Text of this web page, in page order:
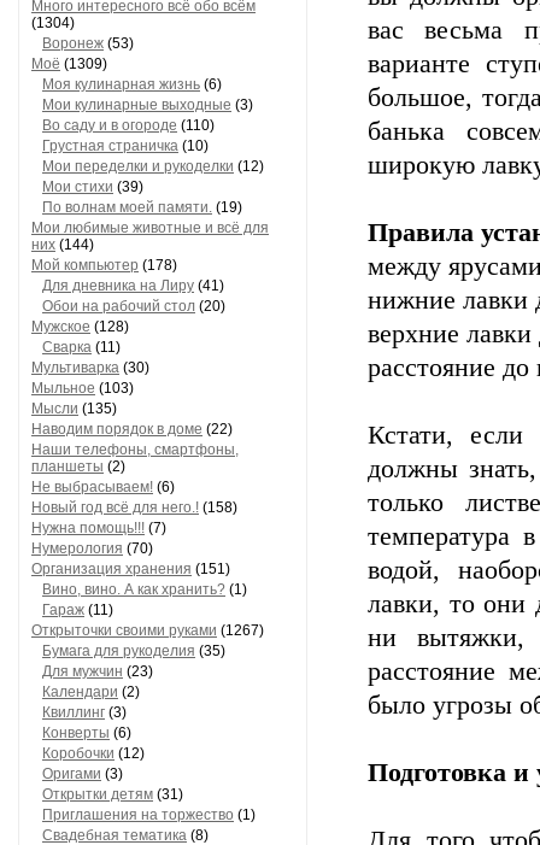
Много интересного всё обо всём
(1304)
Воронеж (53)
Моё (1309)
Моя кулинарная жизнь (6)
Мои кулинарные выходные (3)
Во саду и в огороде (110)
Грустная страничка (10)
Мои переделки и рукоделки (12)
Мои стихи (39)
По волнам моей памяти. (19)
Мои любимые животные и всё для
них (144)
Мой компьютер (178)
Для дневника на Лиру (41)
Обои на рабочий стол (20)
Мужское (128)
Сварка (11)
Мультиварка (30)
Мыльное (103)
Мысли (135)
Наводим порядок в доме (22)
Наши телефоны, смартфоны,
планшеты (2)
Не выбрасываем! (6)
Новый год всё для него.! (158)
Нужна помощь!!! (7)
Нумерология (70)
Организация хранения (151)
Вино, вино. А как хранить? (1)
Гараж (11)
Открыточки своими руками (1267)
Бумага для рукоделия (35)
Для мужчин (23)
Календари (2)
Квиллинг (3)
Конверты (6)
Коробочки (12)
Оригами (3)
Открытки детям (31)
Приглашения на торжество (1)
Свадебная тематика (8)
вас весьма
варианте
большое,
банька
широкую
Правила
между
нижние лавки
верхние
расстояние
Кстати, если
должны
только
температура
водой,
лавки, то они
ни вытяжки,
расстояние
было угрозы
Подготовка и